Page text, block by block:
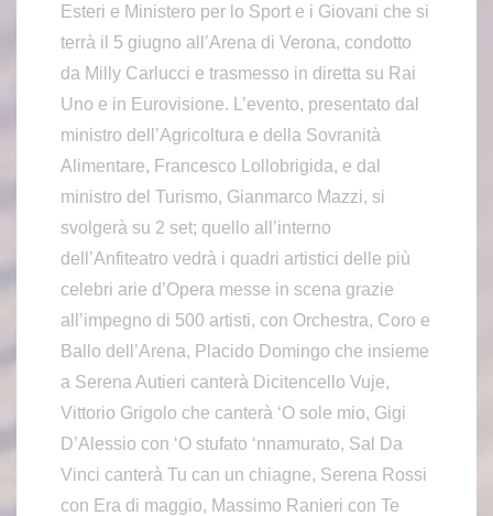
Esteri e Ministero per lo Sport e i Giovani che si
terrà il 5 giugno all’Arena di Verona, condotto
da Milly Carlucci e trasmesso in diretta su Rai
Uno e in Eurovisione. L’evento, presentato dal
ministro dell’Agricoltura e della Sovranità
Alimentare, Francesco Lollobrigida, e dal
ministro del Turismo, Gianmarco Mazzi, si
svolgerà su 2 set; quello all’interno
dell’Anfiteatro vedrà i quadri artistici delle più
celebri arie d’Opera messe in scena grazie
all’impegno di 500 artisti, con Orchestra, Coro e
Ballo dell’Arena, Placido Domingo che insieme
a Serena Autieri canterà Dicitencello Vuje,
Vittorio Grigolo che canterà ‘O sole mio, Gigi
D’Alessio con ‘O stufato ‘nnamurato, Sal Da
Vinci canterà Tu can un chiagne, Serena Rossi
con Era di maggio, Massimo Ranieri con Te